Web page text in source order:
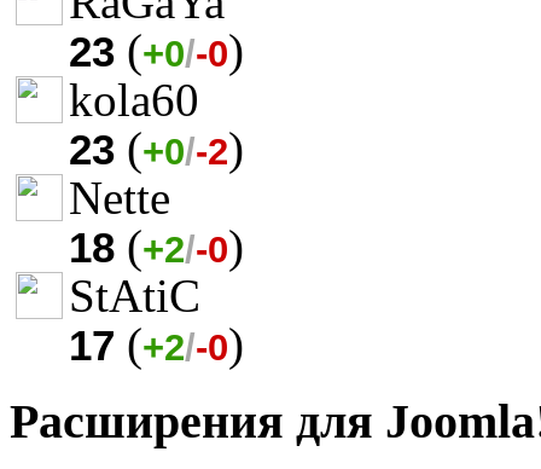
23 (+0/-0)
kola60
23 (+0/-2)
Nette
18 (+2/-0)
StAtiC
17 (+2/-0)
Расширения для